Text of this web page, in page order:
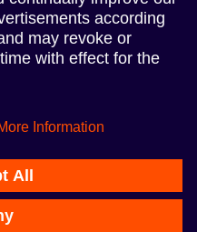
Nasze biura